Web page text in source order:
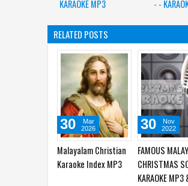
KARAOKE MP3
- -
RELATED POSTS
Christian
Index MP3
FAMOUS MALAYALAM
CHRISTMAS SONGS
KARAOKE MP3 & MIDI
30
Nov
2022
KARAOKE
23